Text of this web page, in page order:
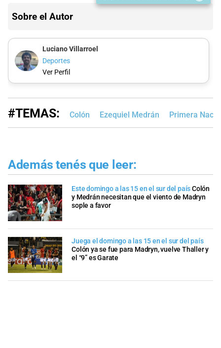
Sobre el Autor
Luciano Villarroel
Deportes
Ver Perfil
#TEMAS: Colón Ezequiel Medrán Primera
Además tenés que leer:
Este domingo a las 15 en el sur del paísColón
y Medrán necesitan que el viento de Madryn
sople a favor
Juega el domingo a las 15 en el sur del país
Colón ya se fue para Madryn, vuelve Thaller y
el “9” es Garate